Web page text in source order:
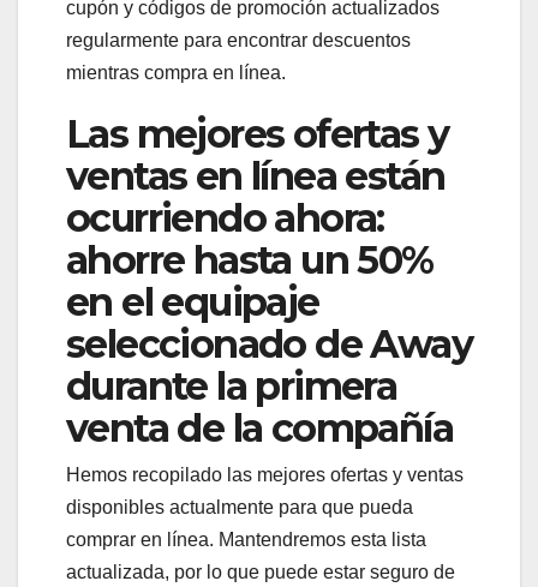
cupón y códigos de promoción actualizados
regularmente para encontrar descuentos
mientras compra en línea.
Las mejores ofertas y
ventas en línea están
ocurriendo ahora:
ahorre hasta un 50%
en el equipaje
seleccionado de Away
durante la primera
venta de la compañía
Hemos recopilado las mejores ofertas y ventas
disponibles actualmente para que pueda
comprar en línea. Mantendremos esta lista
actualizada, por lo que puede estar seguro de